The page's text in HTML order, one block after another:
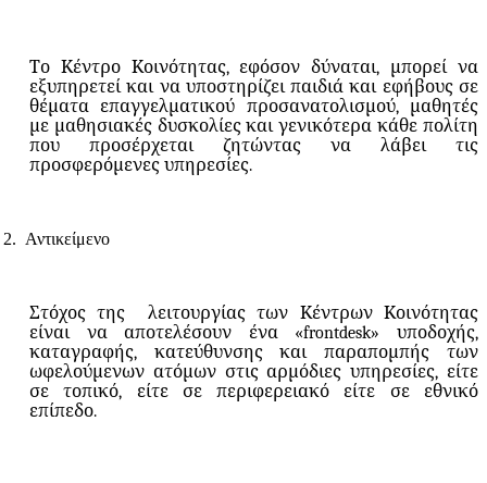
Το Κέντρο Κοινότητας, εφόσον δύναται, μπορεί να
εξυπηρετεί και να υποστηρίζει παιδιά και εφήβους σε
θέματα επαγγελματικού προσανατολισμού, μαθητές
με μαθησιακές δυσκολίες και γενικότερα κάθε πολίτη
που προσέρχεται ζητώντας να λάβει τις
προσφερόμενες υπηρεσίες.
2. Αντικείμενο
Στόχος της
λειτουργίας των Κέντρων Κοινότητας
είναι να αποτελέσουν ένα «frontdesk» υποδοχής,
καταγραφής, κατεύθυνσης και παραπομπής των
ωφελούμενων ατόμων στις αρμόδιες υπηρεσίες, είτε
σε τοπικό, είτε σε περιφερειακό είτε σε εθνικό
επίπεδο.